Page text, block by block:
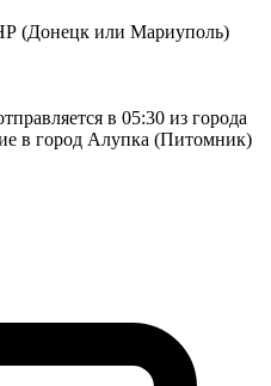
или Мариуполь)
в 05:30 из города
в город Алупка (Питомник)